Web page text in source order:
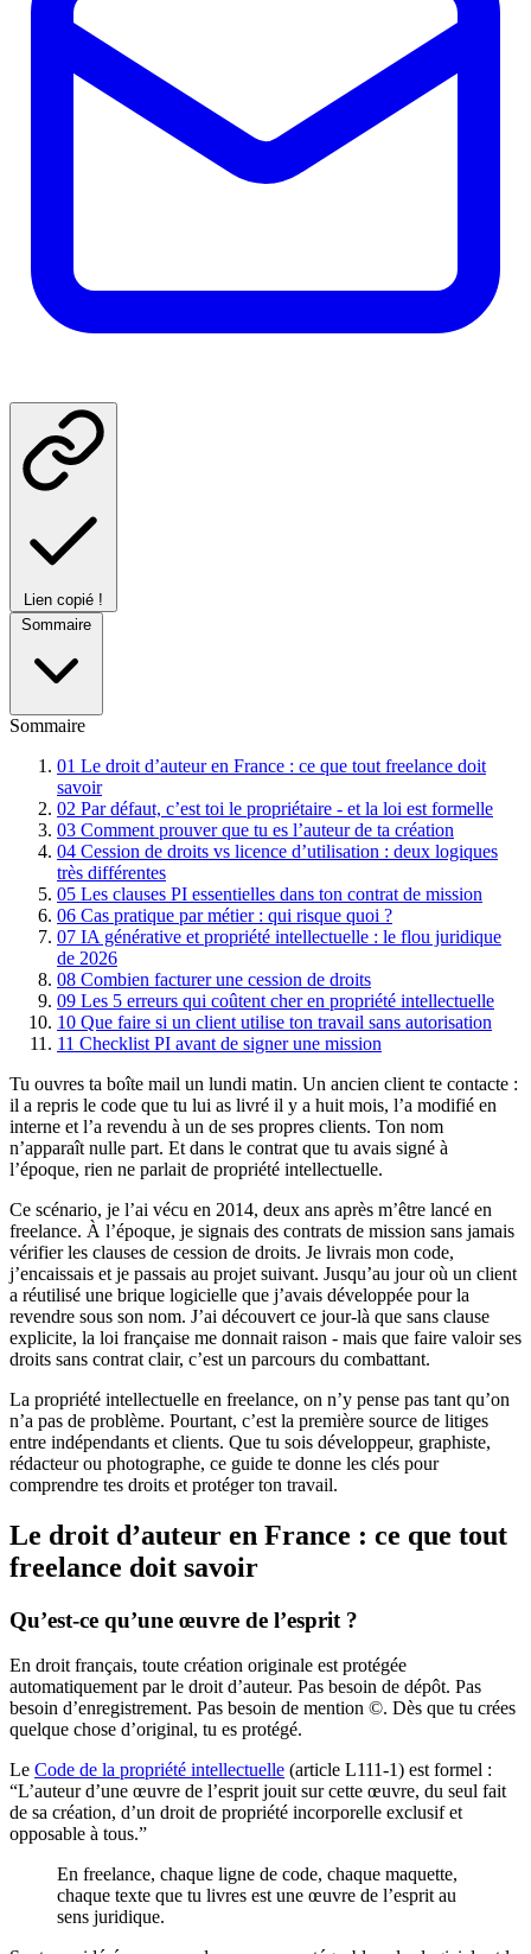
Lien copié !
Sommaire
Sommaire
01 Le droit d’auteur en France : ce que tout freelance doit
savoir
02 Par défaut, c’est toi le propriétaire - et la loi est formelle
03 Comment prouver que tu es l’auteur de ta création
04 Cession de droits vs licence d’utilisation : deux logiques
très différentes
05 Les clauses PI essentielles dans ton contrat de mission
06 Cas pratique par métier : qui risque quoi ?
07 IA générative et propriété intellectuelle : le flou juridique
de 2026
08 Combien facturer une cession de droits
09 Les 5 erreurs qui coûtent cher en propriété intellectuelle
10 Que faire si un client utilise ton travail sans autorisation
11 Checklist PI avant de signer une mission
Tu ouvres ta boîte mail un lundi matin. Un ancien client te contacte :
il a repris le code que tu lui as livré il y a huit mois, l’a modifié en
interne et l’a revendu à un de ses propres clients. Ton nom
n’apparaît nulle part. Et dans le contrat que tu avais signé à
l’époque, rien ne parlait de propriété intellectuelle.
Ce scénario, je l’ai vécu en 2014, deux ans après m’être lancé en
freelance. À l’époque, je signais des contrats de mission sans jamais
vérifier les clauses de cession de droits. Je livrais mon code,
j’encaissais et je passais au projet suivant. Jusqu’au jour où un client
a réutilisé une brique logicielle que j’avais développée pour la
revendre sous son nom. J’ai découvert ce jour-là que sans clause
explicite, la loi française me donnait raison - mais que faire valoir ses
droits sans contrat clair, c’est un parcours du combattant.
La propriété intellectuelle en freelance, on n’y pense pas tant qu’on
n’a pas de problème. Pourtant, c’est la première source de litiges
entre indépendants et clients. Que tu sois développeur, graphiste,
rédacteur ou photographe, ce guide te donne les clés pour
comprendre tes droits et protéger ton travail.
Le droit d’auteur en France : ce que tout
freelance doit savoir
Qu’est-ce qu’une œuvre de l’esprit ?
En droit français, toute création originale est protégée
automatiquement par le droit d’auteur. Pas besoin de dépôt. Pas
besoin d’enregistrement. Pas besoin de mention ©. Dès que tu crées
quelque chose d’original, tu es protégé.
Le Code de la propriété intellectuelle (article L111-1) est formel :
“L’auteur d’une œuvre de l’esprit jouit sur cette œuvre, du seul fait
de sa création, d’un droit de propriété incorporelle exclusif et
opposable à tous.”
En freelance, chaque ligne de code, chaque maquette,
chaque texte que tu livres est une œuvre de l’esprit au
sens juridique.